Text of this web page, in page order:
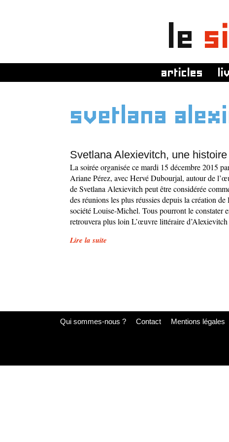
le
articles
svetlana
Svetlana Alexievitch, une
La soirée organisée ce mardi 15 décembre 2015
Ariane Pérez, avec Hervé Dubourjal, autour de
de Svetlana Alexievitch peut être considérée
des réunions les plus réussies depuis la création de
société Louise-Michel. Tous pourront le constater
retrouvera plus loin L’œuvre littéraire
Lire la suite
Qui sommes-nous ? Contact Mentions légales